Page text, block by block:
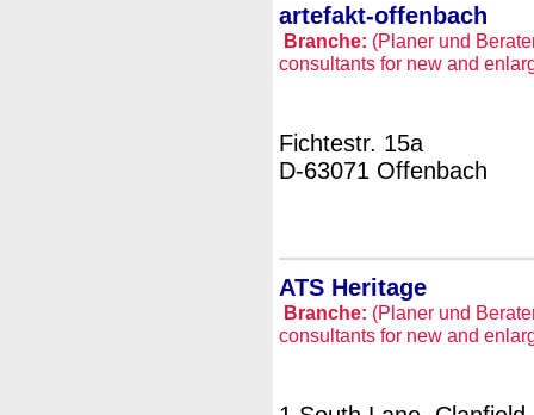
artefakt-offenbach
Branche: (Planer und
consultants for new and
Fichtestr. 15a
D-63071 Offenbach
ATS Heritage
Branche: (Planer und
consultants for new and